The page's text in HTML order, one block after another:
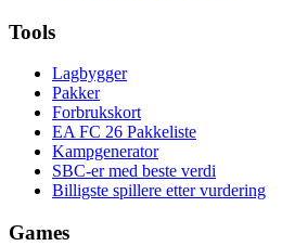
Tools
Lagbygger
Pakker
Forbrukskort
EA FC 26 Pakkeliste
Kampgenerator
SBC-er med beste verdi
Billigste spillere etter vurdering
Games